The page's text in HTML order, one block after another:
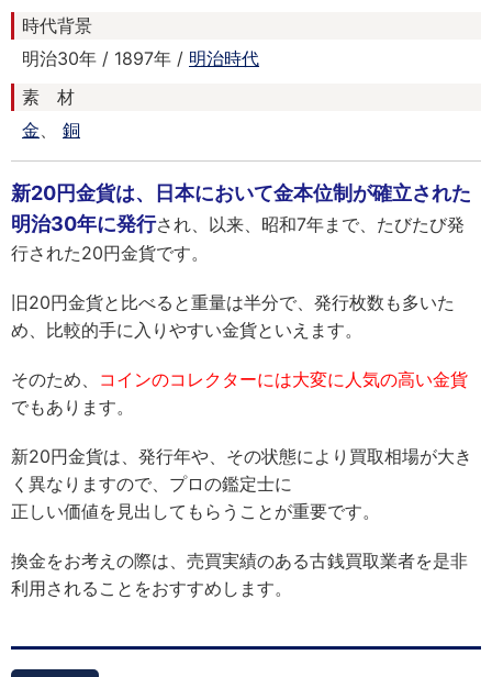
時代背景
明治30年 / 1897年 / 明治時代
素 材
金、 銅
新20円金貨は、日本において金本位制が確立された
明治30年に発行され、以来、昭和7年まで、たびたび発
行された20円金貨です。
旧20円金貨と比べると重量は半分で、発行枚数も多いた
め、比較的手に入りやすい金貨といえます。
そのため、 コインのコレクターには大変に人気の高い金貨
でもあります。
新20円金貨は、発行年や、その状態により買取相場が大き
く異なりますので、プロの鑑定士に
正しい価値を見出してもらうことが重要です。
換金をお考えの際は、売買実績のある古銭買取業者を是非
利用されることをおすすめします。